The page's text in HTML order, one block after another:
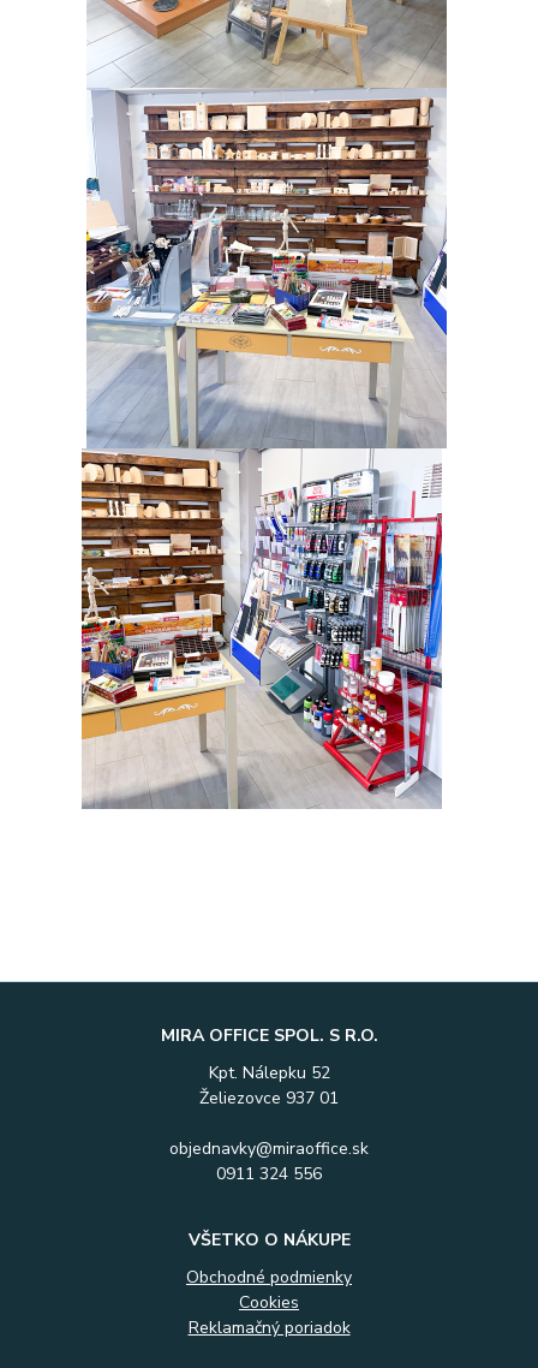
MIRA OFFICE SPOL. S R.O.
Kpt. Nálepku 52
Želiezovce 937 01
objednavky@miraoffice.sk
0911 324 556
VŠETKO O NÁKUPE
Obchodné podmienky
Cookies
Reklamačný poriadok